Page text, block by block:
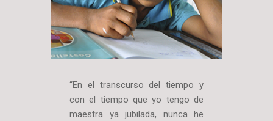
“En el transcurso del tiempo y
con el tiempo que yo tengo de
maestra ya jubilada, nunca he